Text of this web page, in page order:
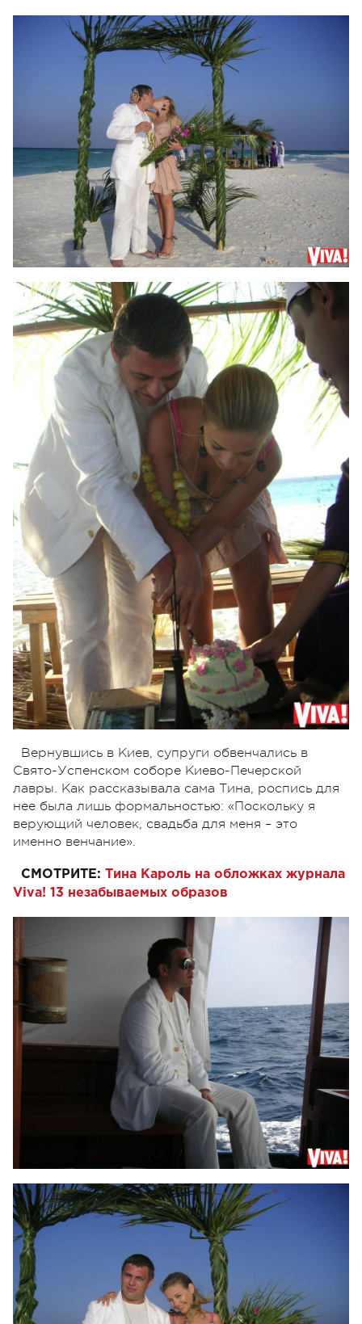
Вернувшись в Киев, супруги обвенчались в
Свято-Успенском соборе Киево-Печерской
лавры. Как рассказывала сама Тина, роспись для
нее была лишь формальностью: «Поскольку я
верующий человек, свадьба для меня – это
именно венчание».
СМОТРИТЕ: Тина Кароль на обложках журнала
Viva! 13 незабываемых образов